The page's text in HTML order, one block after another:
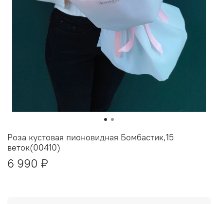
Роза кустовая пионовидная Бомбастик,15
веток(00410)
6 990 ₽